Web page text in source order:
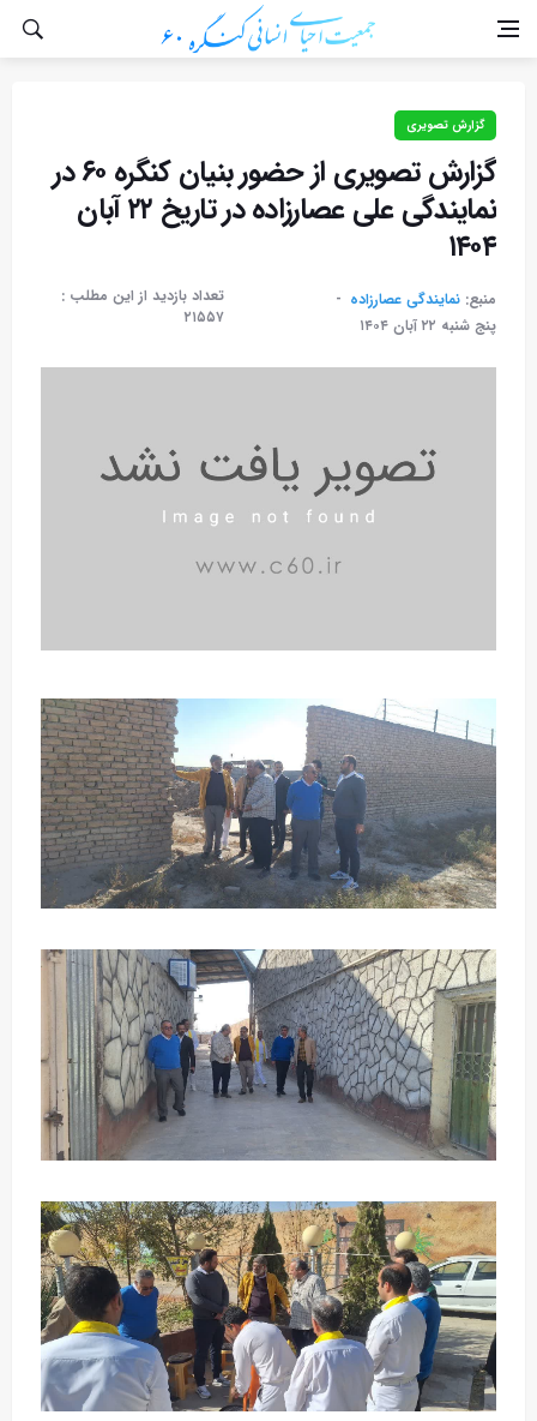
گزارش تصویری
گزارش تصویری از حضور بنیان کنگره ۶۰ در
نمایندگی علی عصارزاده در تاریخ ۲۲ آبان
۱۴۰۴
منبع: نمایندگی عصارزاده
پنج شنبه ۲۲ آبان ۱۴۰۴
تعداد بازدید از این مطلب :
۲۱۵۵۷